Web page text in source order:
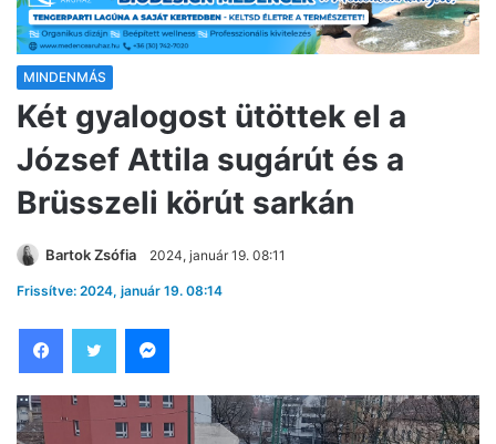
MINDENMÁS
Két gyalogost ütöttek el a
József Attila sugárút és a
Brüsszeli körút sarkán
Bartok Zsófia 2024, január 19. 08:11
Frissítve: 2024, január 19. 08:14